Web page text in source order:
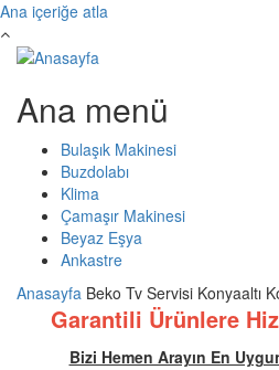
Ana içeriğe atla
Ana menü
Bulaşık Makinesi
Buzdolabı
Klima
Çamaşır Makinesi
Beyaz Eşya
Ankastre
Anasayfa Beko Tv Servisi Konyaaltı
Garantili Ürünlere
Bizi Hemen Arayın En